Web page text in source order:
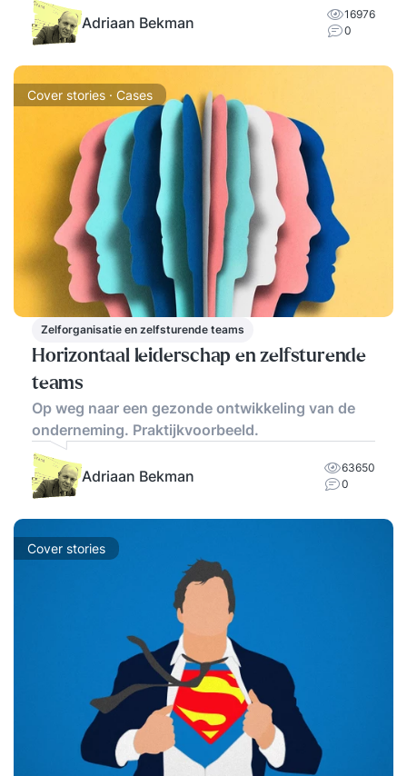
Adriaan Bekman
16976
0
Cover stories · Cases
Zelforganisatie en zelfsturende teams
Horizontaal leiderschap en zelfsturende
teams
Op weg naar een gezonde ontwikkeling van de
onderneming. Praktijkvoorbeeld.
Adriaan Bekman
63650
0
Cover stories